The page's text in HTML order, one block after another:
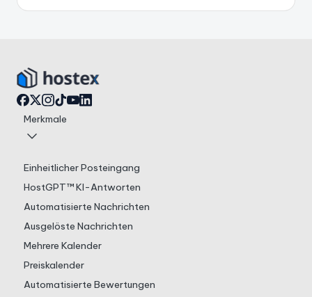
Merkmale
Einheitlicher Posteingang
HostGPT™ KI-Antworten
Automatisierte Nachrichten
Ausgelöste Nachrichten
Mehrere Kalender
Preiskalender
Automatisierte Bewertungen